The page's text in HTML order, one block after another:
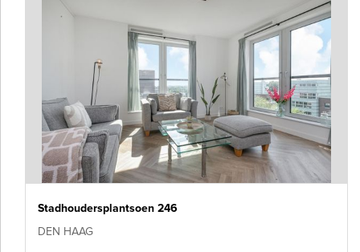
Stadhoudersplantsoen 246
DEN HAAG